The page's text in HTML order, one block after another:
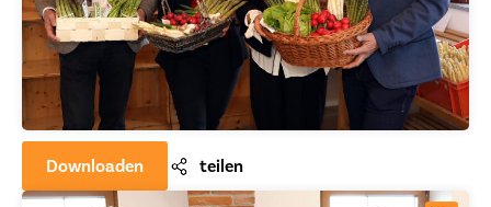
Downloaden teilen